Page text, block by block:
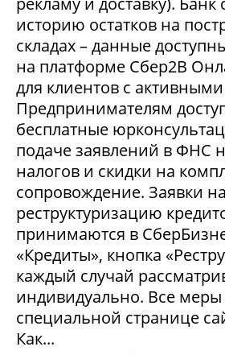
историю остатков на
складах – данные
на платформе Сбер2В
для клиентов с
Предпринимателям
бесплатные
подаче заявлений в ФНС
налогов и скидки на
сопровождение. Заявки на
реструктуризацию
принимаются в
«Кредиты», кнопка
каждый случай
индивидуально. Все
специальной странице
Как...